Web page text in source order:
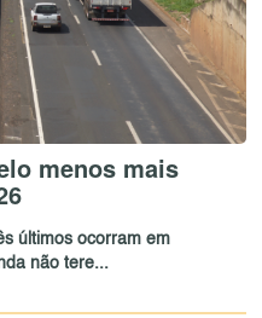
menos mais
últimos ocorram em
não tere...